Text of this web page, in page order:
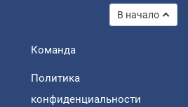
В начало
Команда
Политика
конфиденциальности